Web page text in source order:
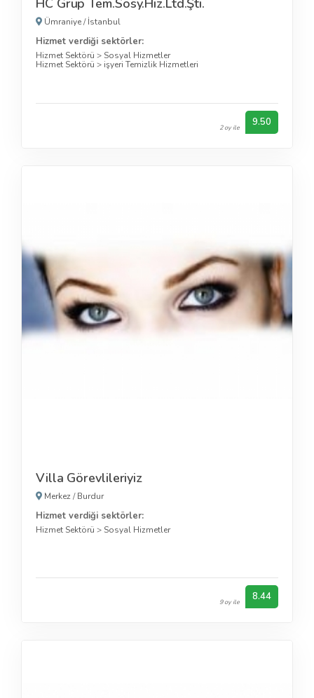
Ümraniye/İstanbul
Hizmet verdiği sektörler:
Hizmet Sektörü > Sosyal Hizmetler
Hizmet Sektörü > işyeri Temizlik Hizmetleri
2 oy ile 9.50
Villa Görevlileriyiz
Merkez/Burdur
Hizmet verdiği sektörler:
Hizmet Sektörü > Sosyal Hizmetler
9 oy ile 8.44